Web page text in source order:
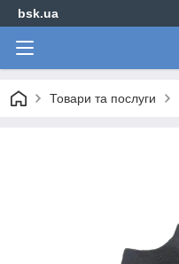
bsk.ua
Товари та послуги